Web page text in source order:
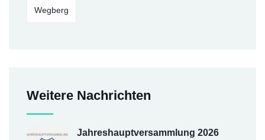
Wegberg
Weitere Nachrichten
Jahreshauptversammlung 2026